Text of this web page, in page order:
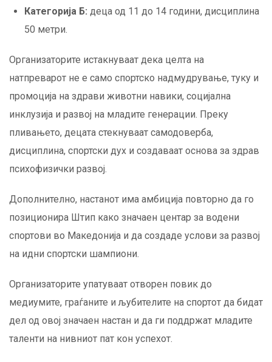
Категорија Б: деца од 11 до 14 години, дисциплина
50 метри.
Организаторите истакнуваат дека целта на
натпреварот не е само спортско надмудрување, туку и
промоција на здрави животни навики, социјална
инклузија и развој на младите генерации. Преку
пливањето, децата стекнуваат самодоверба,
дисциплина, спортски дух и создаваат основа за здрав
психофизички развој.
Дополнително, настанот има амбиција повторно да го
позиционира Штип како значаен центар за водени
спортови во Македонија и да создаде услови за развој
на идни спортски шампиони.
Организаторите упатуваат отворен повик до
медиумите, граѓаните и љубителите на спортот да бидат
дел од овој значаен настан и да ги поддржат младите
таленти на нивниот пат кон успехот.